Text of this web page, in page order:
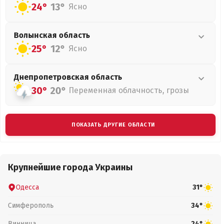
24° 13° Ясно
Волынская область
25° 12° Ясно
Днепропетровская область
30° 20° Переменная облачность, грозы
ПОКАЗАТЬ ДРУГИЕ ОБЛАСТИ
Крупнейшие города Украины
Одесса 31°
Симферополь 34°